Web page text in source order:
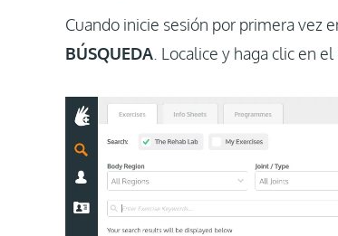
Cuando inicie sesión por primera vez
BÚSQUEDA . Localice y haga clic en